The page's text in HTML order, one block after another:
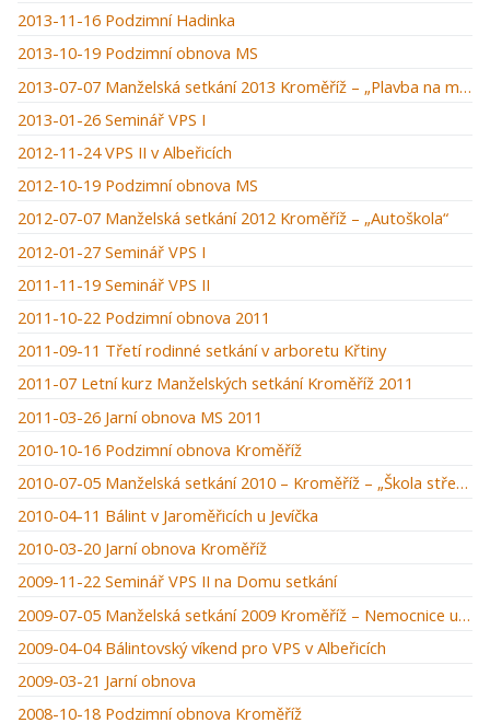
2013-11-16 Podzimní Hadinka
2013-10-19 Podzimní obnova MS
2013-07-07 Manželská setkání 2013 Kroměříž – „Plavba na moři“
2013-01-26 Seminář VPS I
2012-11-24 VPS II v Albeřicích
2012-10-19 Podzimní obnova MS
2012-07-07 Manželská setkání 2012 Kroměříž – „Autoškola“
2012-01-27 Seminář VPS I
2011-11-19 Seminář VPS II
2011-10-22 Podzimní obnova 2011
2011-09-11 Třetí rodinné setkání v arboretu Křtiny
2011-07 Letní kurz Manželských setkání Kroměříž 2011
2011-03-26 Jarní obnova MS 2011
2010-10-16 Podzimní obnova Kroměříž
2010-07-05 Manželská setkání 2010 – Kroměříž – „Škola střední manželská“
2010-04-11 Bálint v Jaroměřicích u Jevíčka
2010-03-20 Jarní obnova Kroměříž
2009-11-22 Seminář VPS II na Domu setkání
2009-07-05 Manželská setkání 2009 Kroměříž – Nemocnice u zámku
2009-04-04 Bálintovský víkend pro VPS v Albeřicích
2009-03-21 Jarní obnova
2008-10-18 Podzimní obnova Kroměříž